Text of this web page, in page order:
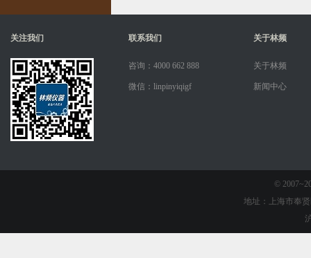
关注我们 联系我们
咨询：4000 662 888
微信：linpinyiqigf
关于林频
关于林频
新闻中心
©
地址：上海市奉